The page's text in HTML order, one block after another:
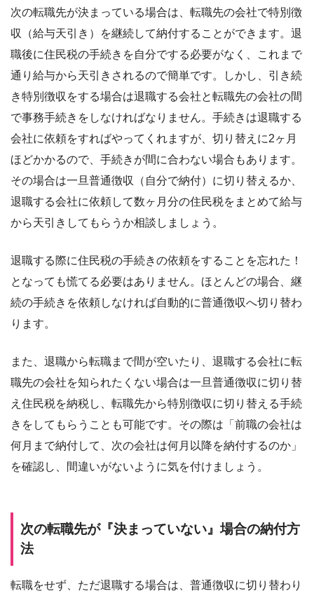
次の転職先が決まっている場合は、転職先の会社で特別徴
収（給与天引き）を継続して納付することができます。退
職後に住民税の手続きを自分でする必要がなく、これまで
通り給与から天引きされるので簡単です。しかし、引き続
き特別徴収をする場合は退職する会社と転職先の会社の間
で事務手続きをしなければなりません。手続きは退職する
会社に依頼をすればやってくれますが、切り替えに2ヶ月
ほどかかるので、手続きが間に合わない場合もあります。
その場合は一旦普通徴収（自分で納付）に切り替えるか、
退職する会社に依頼して数ヶ月分の住民税をまとめて給与
から天引きしてもらうか相談しましょう。
退職する際に住民税の手続きの依頼をすることを忘れた！
となっても慌てる必要はありません。ほとんどの場合、継
続の手続きを依頼しなければ自動的に普通徴収へ切り替わ
ります。
また、退職から転職まで間が空いたり、退職する会社に転
職先の会社を知られたくない場合は一旦普通徴収に切り替
え住民税を納税し、転職先から特別徴収に切り替える手続
きをしてもらうことも可能です。その際は「前職の会社は
何月まで納付して、次の会社は何月以降を納付するのか」
を確認し、間違いがないように気を付けましょう。
次の転職先が『決まっていない』場合の納付方
法
転職をせず、ただ退職する場合は、普通徴収に切り替わり